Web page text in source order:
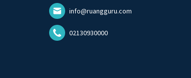
info@ruangguru.com
02130930000